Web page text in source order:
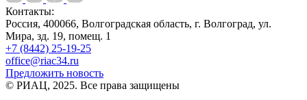
Контакты:
Россия, 400066, Волгоградская область, г. Волгоград, ул.
Мира, зд. 19, помещ. 1
+7 (8442) 25-19-25
office@riac34.ru
Предложить новость
© РИАЦ, 2025. Все права защищены